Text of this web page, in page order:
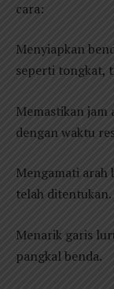
cara:
Menyiapkan
seperti tongkat,
Memastikan jam
dengan waktu
Mengamati arah
telah ditentukan.
Menarik garis
pangkal benda.